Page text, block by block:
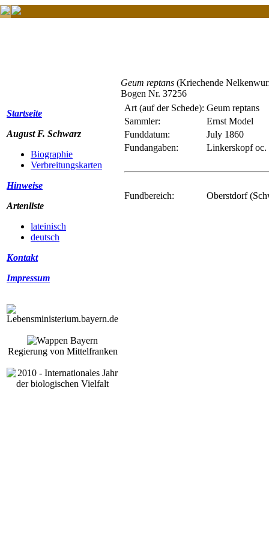
Startseite
August F. Schwarz
Biographie
Verbreitungskarten
Hinweise
Artenliste
lateinisch
deutsch
Kontakt
Impressum
Regierung von Mittelfranken
Geum reptans (Kriechende
Bogen Nr. 37256
Art (auf der Schede): Geum reptans
Sammler:
Ernst Model
Funddatum:
July 1860
Fundangaben:
Linkerskopf oc.
Fundbereich: Oberstdorf